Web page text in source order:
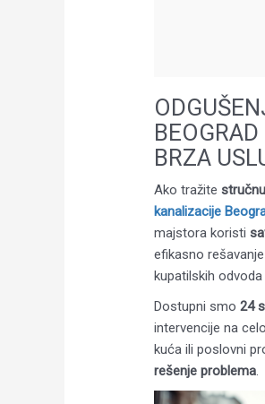
BRZA
Ako tražite
kanalizacije
majstora koristi
efikasno
kupatilskih
Dostupni smo24
intervencije na
kuća ili poslovni
rešenje problema.